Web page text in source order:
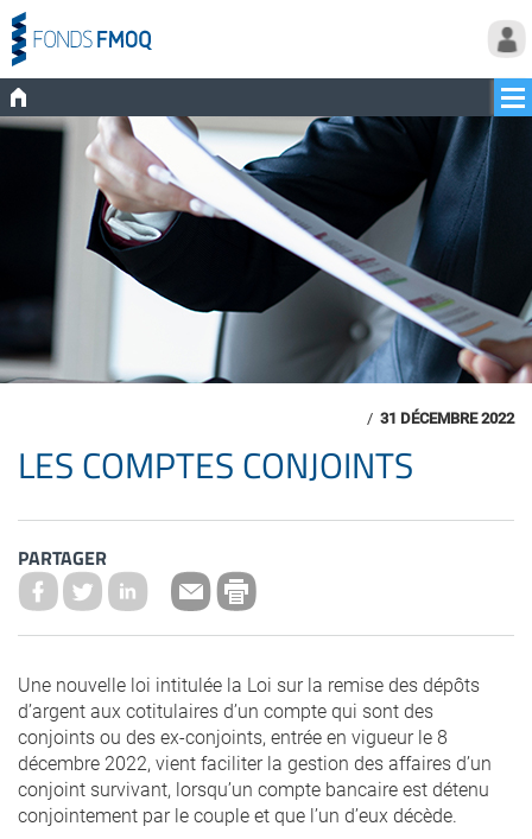
/ 31 DÉCEMBRE 2022
LES COMPTES CONJOINTS
PARTAGER
Une nouvelle loi intitulée la Loi sur la remise des dépôts
d’argent aux cotitulaires d’un compte qui sont des
conjoints ou des ex-conjoints, entrée en vigueur le 8
décembre 2022, vient faciliter la gestion des affaires d’un
conjoint survivant, lorsqu’un compte bancaire est détenu
conjointement par le couple et que l’un d’eux décède.